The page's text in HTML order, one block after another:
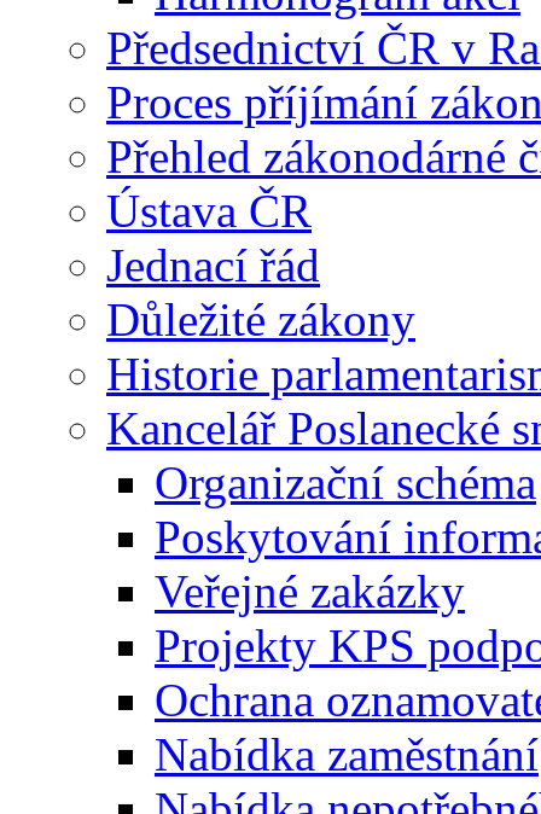
Předsednictví ČR v
Proces příjímání
Přehled zákonodárné
Ústava ČR
Jednací řád
Důležité zákony
Historie
Kancelář Poslanecké
Organizační schéma
Poskytování
Veřejné zakázky
Projekty KPS
Ochrana
Nabídka zaměstnání